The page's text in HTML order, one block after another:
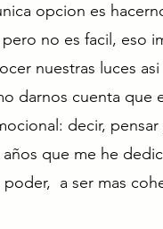
opcion es
no es facil, eso
nuestras luces
darnos cuenta que
decir,
que me he
a ser mas